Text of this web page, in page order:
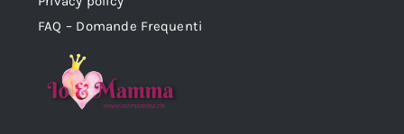
FAQ – Domande Frequenti